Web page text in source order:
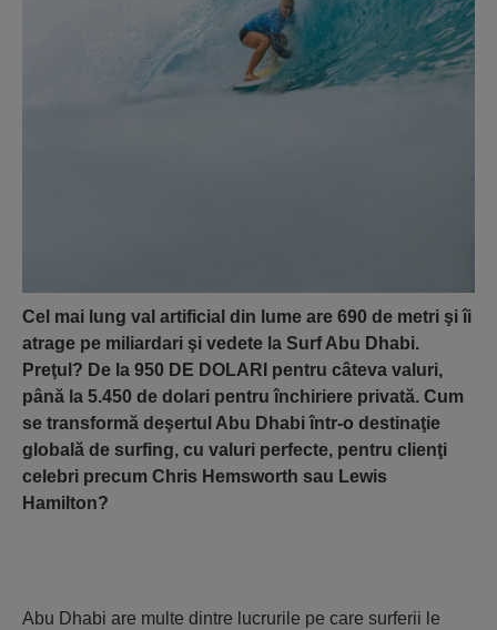
Cel mai lung val artificial din lume are 690 de metri şi îi
atrage pe miliardari şi vedete la Surf Abu Dhabi.
Preţul? De la 950 DE DOLARI pentru câteva valuri,
până la 5.450 de dolari pentru închiriere privată. Cum
se transformă deşertul Abu Dhabi într-o destinaţie
globală de surfing, cu valuri perfecte, pentru clienţi
celebri precum Chris Hemsworth sau Lewis
Hamilton?
Abu Dhabi are multe dintre lucrurile pe care surferii le